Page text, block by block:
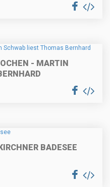
- MARTIN
BADESEE